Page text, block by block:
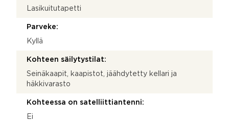
Lasikuitutapetti
Parveke:
Kyllä
Kohteen säilytystilat:
Seinäkaapit, kaapistot, jäähdytetty kellari ja
häkkivarasto
Kohteessa on satelliittiantenni:
Ei